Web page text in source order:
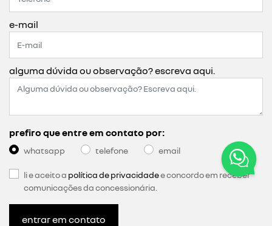
e-mail
alguma dúvida ou observação? escreva aqui.
prefiro que entre em contato por:
whatsapp telefone email
li e aceito a política de privacidadee concordo em receber
comunicações da concessionária.
entrar em contato